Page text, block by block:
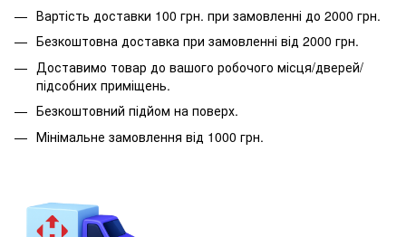
Вартість доставки 100 грн. при замовленні до 2000 грн.
Безкоштовна доставка при замовленні від 2000 грн.
Доставимо товар до вашого робочого місця/дверей/
підсобних приміщень.
Безкоштовний підйом на поверх.
Мінімальне замовлення від 1000 грн.